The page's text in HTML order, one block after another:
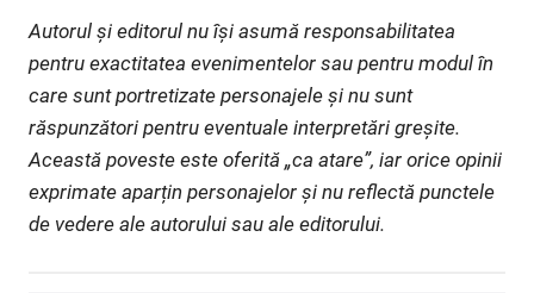
Autorul și editorul nu își asumă responsabilitatea
pentru exactitatea evenimentelor sau pentru modul în
care sunt portretizate personajele și nu sunt
răspunzători pentru eventuale interpretări greșite.
Această poveste este oferită „ca atare”, iar orice opinii
exprimate aparțin personajelor și nu reflectă punctele
de vedere ale autorului sau ale editorului.